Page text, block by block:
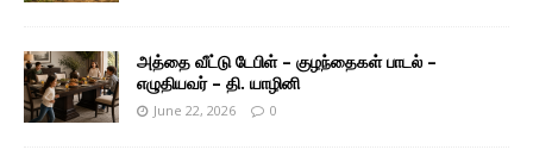
அத்தை வீட்டு டேபிள் – குழந்தைகள் பாடல் –
எழுதியவர் – தி. யாழினி
June 22, 2026 0